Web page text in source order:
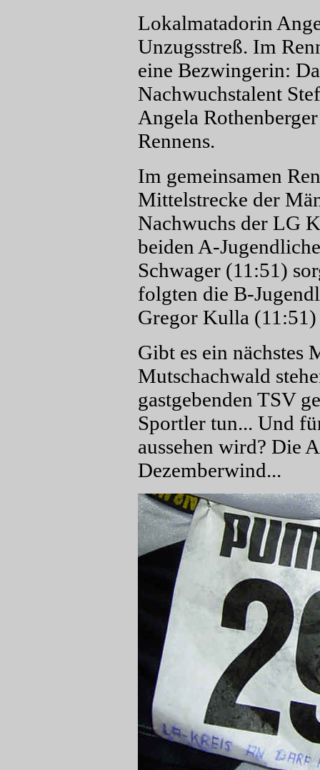
Lokalmatadorin
Unzugsstreß. Im
eine Bezwingerin:
Nachwuchstalent
Angela
Rennens.
Im gemeinsamen
Mittelstrecke der
Nachwuchs der LG
beiden A-
Schwager (11:51)
folgten die B-
Gregor Kulla (11:51)
Gibt es ein nächstes
Mutschachwald
gastgebenden TSV
Sportler tun... Und
aussehen wird? Die
Dezemberwind...